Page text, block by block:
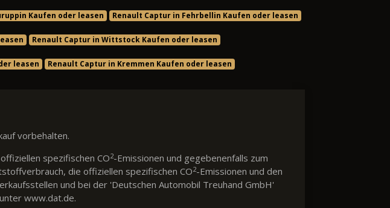
Kaufen oder leasen Renault Captur in Fehrbellin Kaufen oder leasen
Renault Captur in Wittstock Kaufen oder leasen
leasen Renault Captur in Kremmen Kaufen oder leasen
vorbehalten.
spezifischen CO2-Emissionen und gegebenenfalls zum
die offiziellen spezifischen CO2-Emissionen und den
und bei der 'Deutschen Automobil Treuhand GmbH'
www.dat.de.